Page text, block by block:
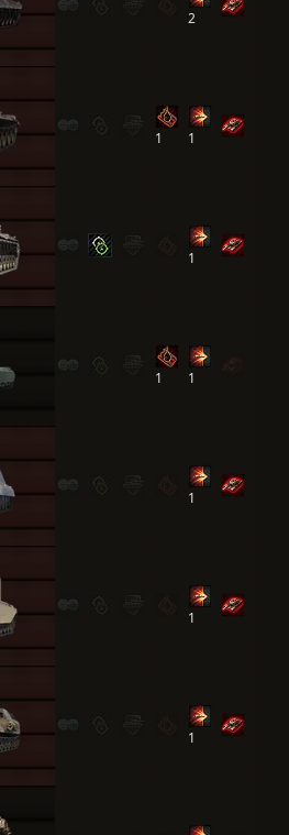
2
1 1
1
1 1
1
1
1